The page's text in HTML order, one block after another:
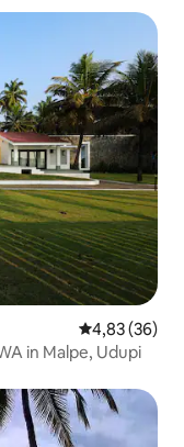
Gemiddelde
4,83 (36)
in Malpe, Udupi